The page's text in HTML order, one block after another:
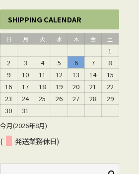
SHIPPING CALENDAR
今月(2026年8月)
日 月 火 水 木 金 土
1
2
3 4 5 6 7
8
9
10 11 12 13 14
15
16
17 18 19 20 21
22
23
24 25 26 27 28
29
30
31
( 発送業務休日)